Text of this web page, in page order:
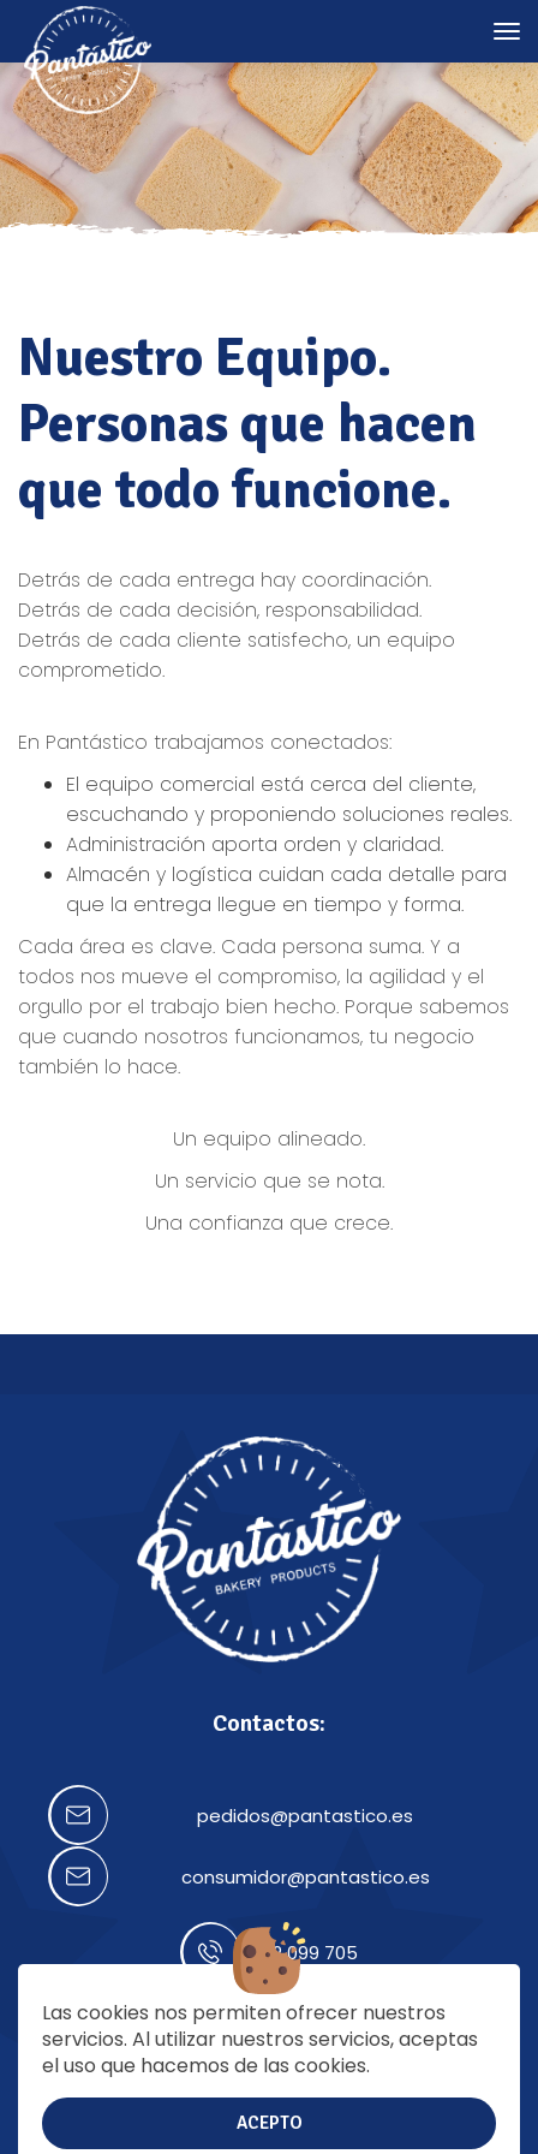
Las cookies nos permiten ofrecer nuestros
servicios. Al utilizar nuestros servicios, aceptas
el uso que hacemos de las cookies.
ACEPTO
Nuestro Equipo.
Personas que hacen
que todo funcione.
Detrás de cada entrega hay coordinación.
Detrás de cada decisión, responsabilidad.
Detrás de cada cliente satisfecho, un equipo
comprometido.
En Pantástico trabajamos conectados:
El equipo comercial está cerca del cliente,
escuchando y proponiendo soluciones reales.
Administración aporta orden y claridad.
Almacén y logística cuidan cada detalle para
que la entrega llegue en tiempo y forma.
Cada área es clave. Cada persona suma. Y a
todos nos mueve el compromiso, la agilidad y el
orgullo por el trabajo bien hecho. Porque sabemos
que cuando nosotros funcionamos, tu negocio
también lo hace.
Un equipo alineado.
Un servicio que se nota.
Una confianza que crece.
Contactos:
pedidos@pantastico.es
consumidor@pantastico.es
922 099 705
Nuestras redes: